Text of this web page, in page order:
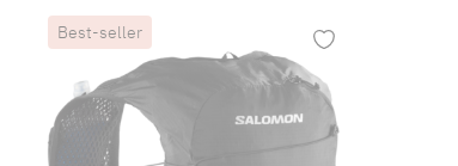
Best-seller